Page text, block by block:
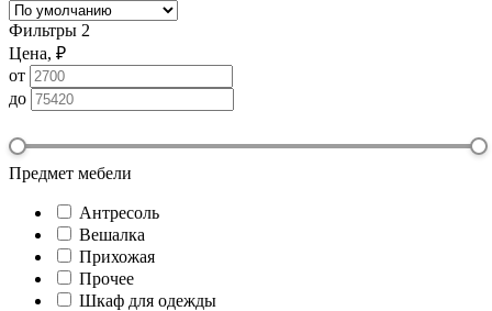
Фильтры 2
Цена, ₽
от
до
Предмет мебели
Антресоль
Вешалка
Прихожая
Прочее
Шкаф для одежды